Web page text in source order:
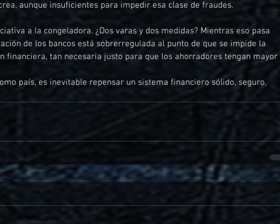
aunque insuficientes para impedir esa clase de fraudes.
a la congeladora. ¿Dos varas y dos medidas? Mientras eso pasa
de los bancos está sobrerregulada al punto de que se impide la
financiera, tan necesaria justo para que los ahorradores tengan mayor
país, es inevitable repensar un sistema financiero sólido, seguro,